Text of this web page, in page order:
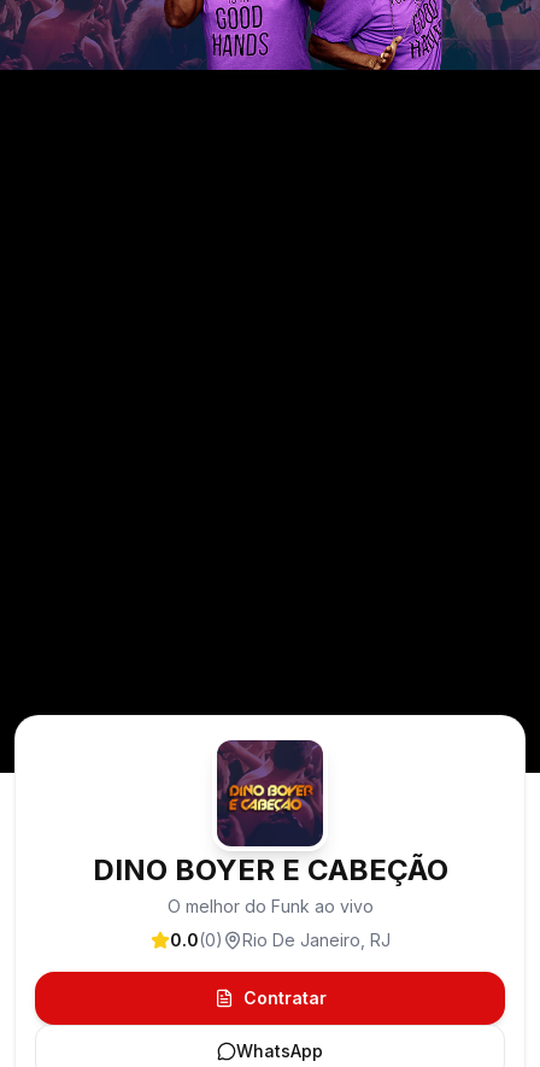
DINO BOYER E CABEÇÃO
O melhor do Funk ao vivo
0.0(0) Rio De Janeiro RJ
Contratar
WhatsApp